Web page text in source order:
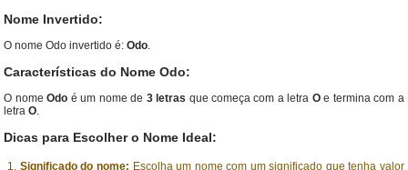
Nome Invertido:
O nome Odo invertido é:Odo.
Características do Nome Odo:
O nomeOdo é um nome de 3 letras que começa com a letra Oe termina com a
letraO.
Dicas para Escolher o Nome Ideal:
Significado do nome: Escolha um nome com um significado que tenha valor